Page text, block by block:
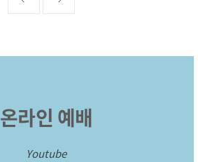
온라인 예배
Youtube